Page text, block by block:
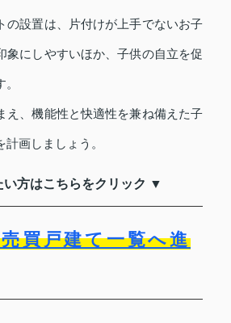
の設置は、片付けが上手でないお子
象にしやすいほか、子供の自立を促
え、機能性と快適性を兼ね備えた子
画しましょう。
方はこちらをクリック ▼
買戸建て一覧へ進